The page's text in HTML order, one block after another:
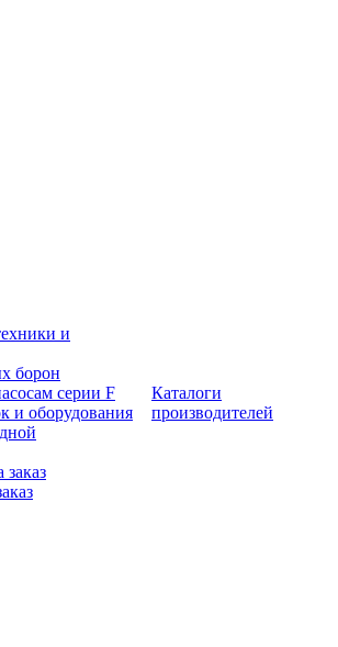
и
борон
серии F
и оборудования
Каталоги
производителей